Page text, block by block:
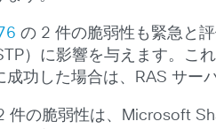
の 2 件の脆弱性も緊急と
）に影響を与えます。こ
功した場合は、RAS サー
件の脆弱性は、Microsoft